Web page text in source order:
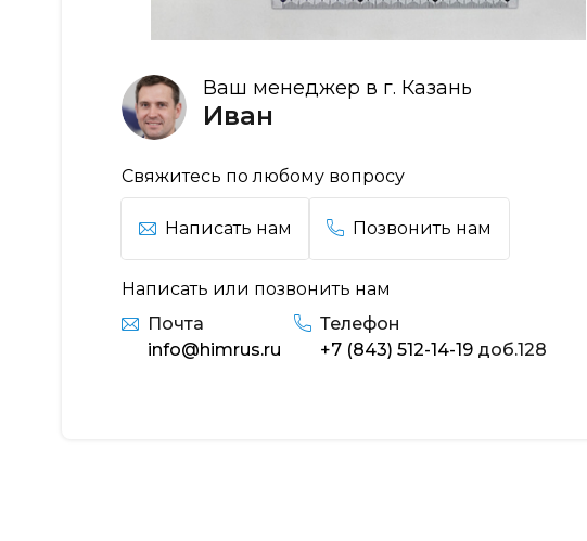
Ваш менеджер в г. Казань
Иван
Свяжитесь по любому вопросу
Написать нам Позвонить нам
Написать или позвонить нам
Почта
info@himrus.ru
Телефон
+7 (843) 512-14-19 доб.128